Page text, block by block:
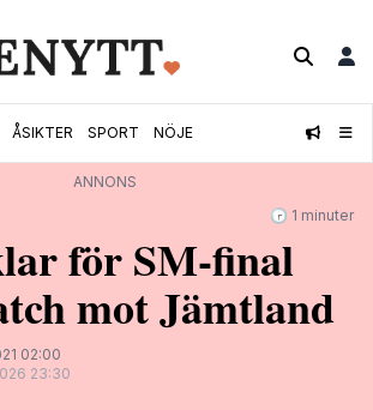
ÅSIKTER SPORT NÖJE
ANNONS
🕝 1 minuter
för SM-final
mot Jämtland
02:00
23:30